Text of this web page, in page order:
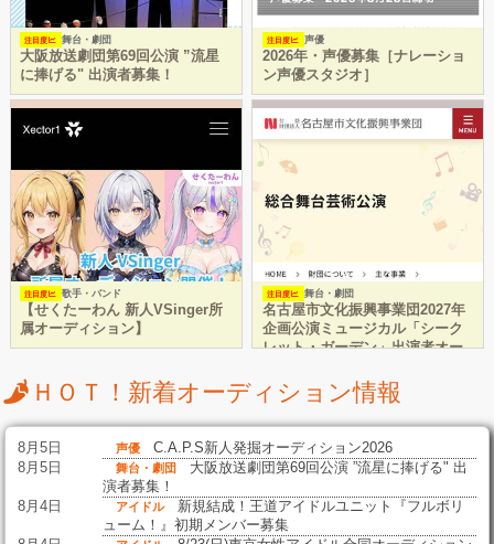
注目度 舞台・劇団
大阪放送劇団第69回公演 ”流星
に捧げる" 出演者募集！
注目度 声優
2026年・声優募集［ナレーショ
ン声優スタジオ］
注目度 歌手・バンド
【せくたーわん 新人VSinger所
属オーディション】
注目度 舞台・劇団
名古屋市文化振興事業団2027年
企画公演ミュージカル「シーク
レット・ガーデン」出演者オー
ＨＯＴ！新着オーディション情報
8月5日 声優
C.A.P.S新人発掘オーディション2026
8月5日
舞台・劇団
大阪放送劇団第69回公演 ”流星に捧げる" 出
演者募集！
8月4日
アイドル
新規結成！王道アイドルユニット『フルボリ
ューム！』初期メンバー募集